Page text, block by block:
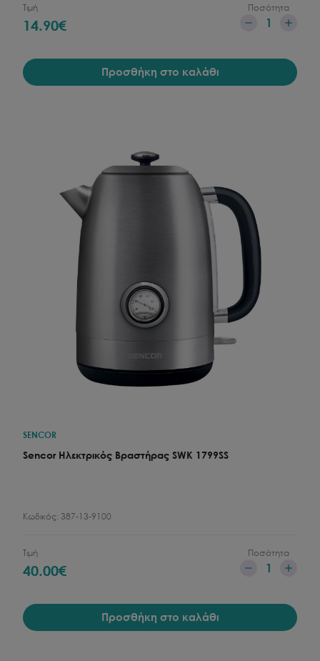
Τιμή
14.90€
Ποσότητα
1
Προσθήκη στο καλάθι
SENCOR
Sencor Ηλεκτρικός Βραστήρας SWK 1799SS
Κωδικός: 387-13-9100
Τιμή
40.00€
Ποσότητα
1
Προσθήκη στο καλάθι